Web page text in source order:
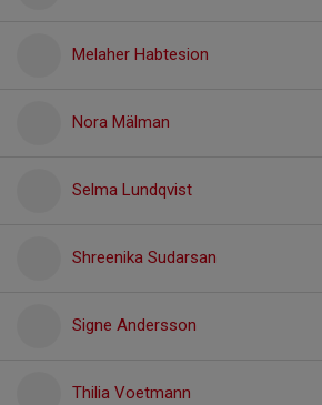
Melaher Habtesion
Nora Mälman
Selma Lundqvist
Shreenika Sudarsan
Signe Andersson
Thilia Voetmann